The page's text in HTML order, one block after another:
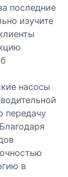
последние
изучите
насосы
передачу
в